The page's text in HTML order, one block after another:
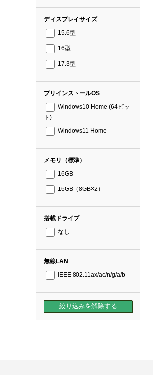
ディスプレイサイズ
15.6型
16型
17.3型
プリインストールOS
Windows10 Home (64ビッ
ト)
Windows11 Home
メモリ（標準）
16GB
16GB（8GB×2）
搭載ドライブ
なし
無線LAN
IEEE 802.11ax/ac/n/g/a/b